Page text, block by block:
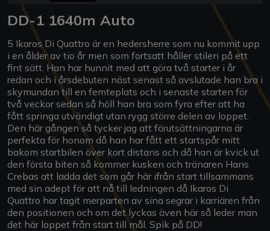
DD-1 1640m Auto
5 Ikaros Di Quattro är en hedersherre som nu kommit upp
i en ålder av tio år men som fortsatt håller stilen på ett
fint sätt. Han har hunnit med att göra två starter i år
redan och i årsdebuten näst senast så avslutade han bra i
skymundan till en femteplats och i senaste starten för
två veckor sedan så höll han bra som fyra efter att ha
fått springa utvändigt utan rygg större delen av loppet.
Den här gången så tycker jag att förutsättningarna är
perfekta för honom då han har fått ett startspår mitt
bakom startbilen över kort distans och då han är kvick ut
den första biten så kommer kusken och tränaren Hans
Crebas att ladda det som går här ifrån start tillsammans
med sin adept för att nå till ledningen då Ikaros Di
Quattro har tagit merparten av sina segrar i karriären från
den positionen och om det lyckas även här så leder man
det här loppet från start till mål. Spik på DD!